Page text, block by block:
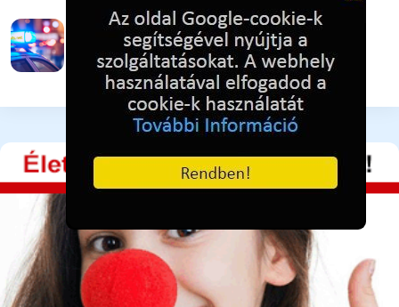
Eltakarította a telefonokat, de elfogták a
rendőrök
5 napja ezelőtt 44